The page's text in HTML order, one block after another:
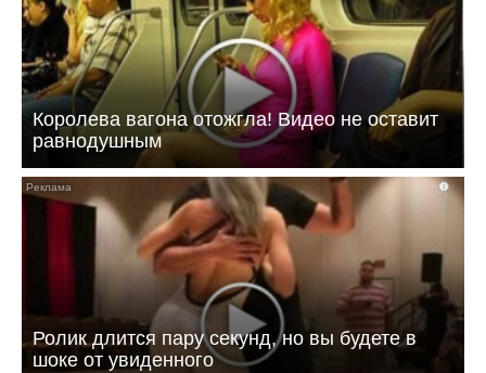
Королева вагона отожгла! Видео не оставит
равнодушным
i
Ролик длится пару секунд, но вы будете в
шоке от увиденного